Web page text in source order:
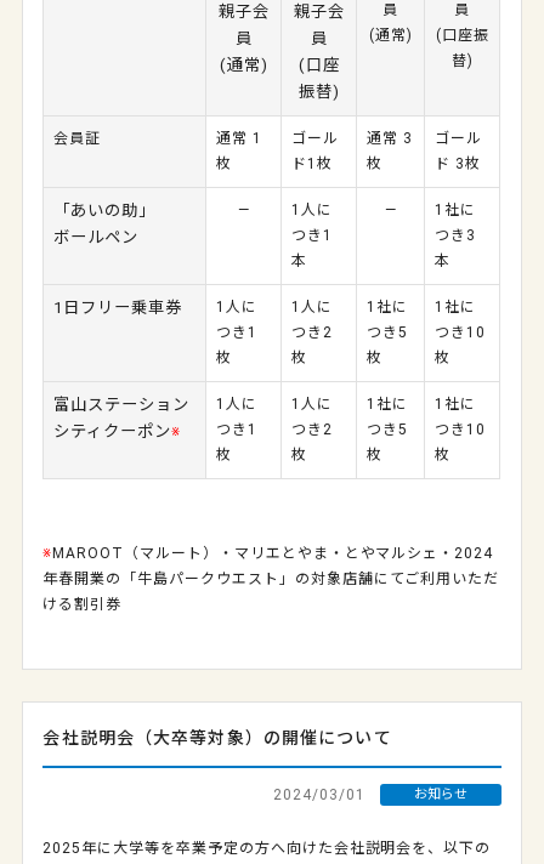
親子会
員
(通常)
親子会
員
(口座
振替)
員
(通常)
員
(口座振
替)
会員証
通常 1
枚
ゴール
ド1枚
通常 3
枚
ゴール
ド 3枚
「あいの助」
ボールペン
―
1人に
つき1
本
―
1社に
つき3
本
1日フリー乗車券
1人に
つき1
枚
1人に
つき2
枚
1社に
つき5
枚
1社に
つき10
枚
富山ステーション
シティクーポン※
1人に
つき1
枚
1人に
つき2
枚
1社に
つき5
枚
1社に
つき10
枚
※ MAROOT（マルート）・マリエとやま・とやマルシェ・2024
年春開業の「牛島パークウエスト」の対象店舗にてご利用いただ
ける割引券
会社説明会（大卒等対象）の開催について
2024/03/01 お知らせ
2025年に大学等を卒業予定の方へ向けた会社説明会を、以下の